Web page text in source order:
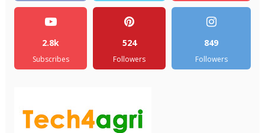
2.8k
Subscribes
524
Followers
849
Followers